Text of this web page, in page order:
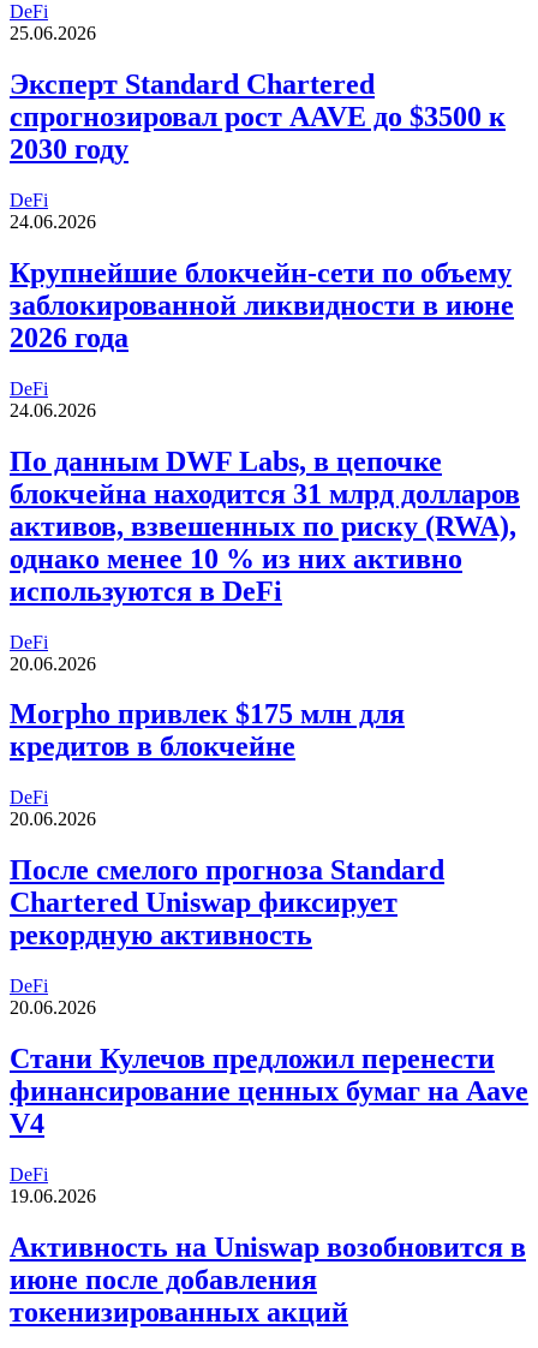
DeFi
25.06.2026
Эксперт Standard Chartered
спрогнозировал рост AAVE до $3500 к
2030 году
DeFi
24.06.2026
Крупнейшие блокчейн-сети по объему
заблокированной ликвидности в июне
2026 года
DeFi
24.06.2026
По данным DWF Labs, в цепочке
блокчейна находится 31 млрд долларов
активов, взвешенных по риску (RWA),
однако менее 10 % из них активно
используются в DeFi
DeFi
20.06.2026
Morpho привлек $175 млн для
кредитов в блокчейне
DeFi
20.06.2026
После смелого прогноза Standard
Chartered Uniswap фиксирует
рекордную активность
DeFi
20.06.2026
Стани Кулечов предложил перенести
финансирование ценных бумаг на Aave
V4
DeFi
19.06.2026
Активность на Uniswap возобновится в
июне после добавления
токенизированных акций